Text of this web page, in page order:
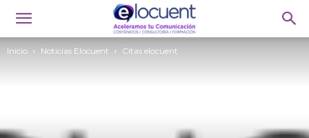
Inicio Noticias Elocuent Citas elocuent